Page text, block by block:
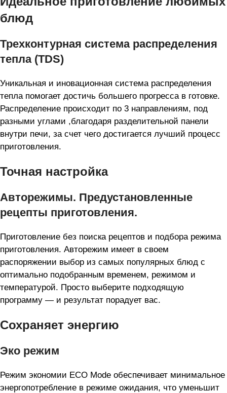
блюд
Трехконтурная система распределения
тепла (TDS)
Уникальная и иновационная система распределения
тепла помогает достичь большего прогресса в готовке.
Распределение происходит по 3 направлениям, под
разными углами ,благодаря разделительной панели
внутри печи, за счет чего достигается лучший процесс
приготовления.
Точная настройка
Авторежимы. Предустановленные
рецепты приготовления.
Приготовление без поиска рецептов и подбора режима
приготовления. Авторежим имеет в своем
распоряжении выбор из самых популярных блюд с
оптимально подобранным временем, режимом и
температурой. Просто выберите подходящую
программу — и результат порадует вас.
Сохраняет энергию
Эко режим
Режим экономии ECO Mode обеспечивает минимальное
энергопотребление в режиме ожидания, что уменьшит